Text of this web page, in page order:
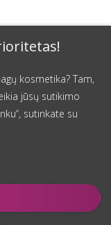
kosmetika? Tam,
jūsų sutikimo
sutinkate su